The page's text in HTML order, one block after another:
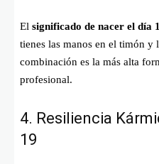
El significado de nacer el día 1
tienes las manos en el timón y
combinación es la más alta
profesional.
4. Resiliencia
19